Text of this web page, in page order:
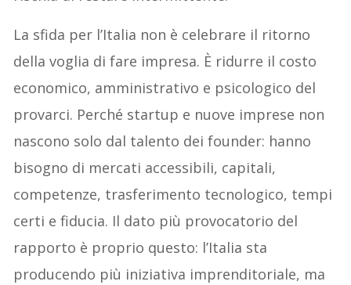
La sfida per l’Italia non è celebrare il ritorno
della voglia di fare impresa. È ridurre il costo
economico, amministrativo e psicologico del
provarci. Perché startup e nuove imprese non
nascono solo dal talento dei founder: hanno
bisogno di mercati accessibili, capitali,
competenze, trasferimento tecnologico, tempi
certi e fiducia. Il dato più provocatorio del
rapporto è proprio questo: l’Italia sta
producendo più iniziativa imprenditoriale, ma